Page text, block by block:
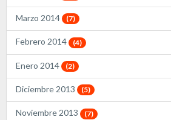
Marzo 2014 (7)
Febrero 2014 (4)
Enero 2014 (2)
Diciembre 2013 (5)
Noviembre 2013 (7)